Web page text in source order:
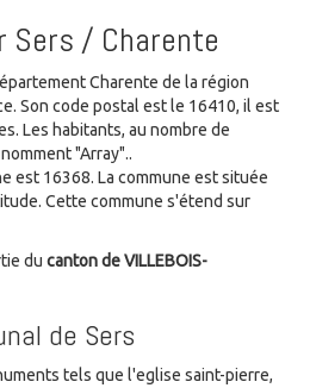
Sers / Charente
Charente de la région
Son code postal est le 16410, il est
Les habitants, au nombre de
"Array"..
est 16368. La commune est située
Cette commune s'étend sur
du canton de VILLEBOIS-
de Sers
tels que l'eglise saint-pierre,